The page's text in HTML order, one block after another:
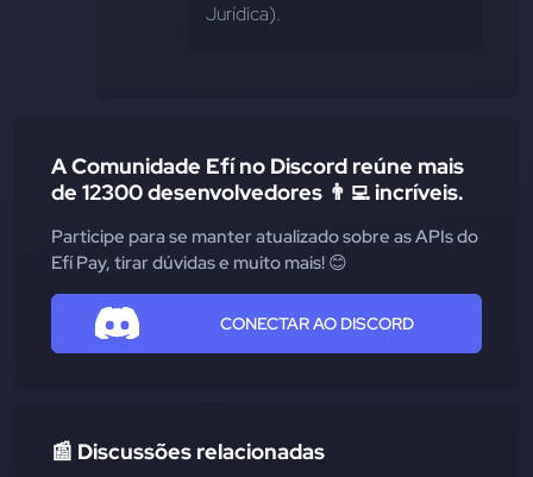
Jurídica).
A Comunidade Efí no Discord reúne mais
de 12300 desenvolvedores 👨‍💻 incríveis.
Participe para se manter atualizado sobre as APIs do
Efí Pay, tirar dúvidas e muito mais! 😊
CONECTAR AO DISCORD
📰 Discussões relacionadas